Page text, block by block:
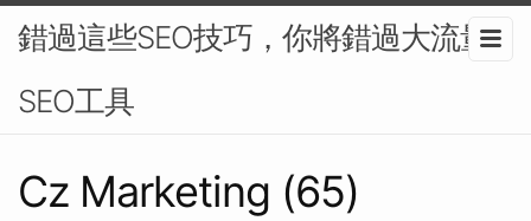
錯過這些SEO技巧，你將錯過大流量-
SEO工具
Cz Marketing (65)